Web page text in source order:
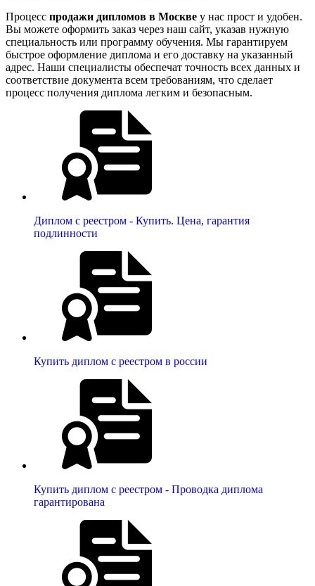
Процесс продажи дипломов в Москве у нас прост и удобен.
Вы можете оформить заказ через наш сайт, указав нужную
специальность или программу обучения. Мы гарантируем
быстрое оформление диплома и его доставку на указанный
адрес. Наши специалисты обеспечат точность всех данных и
соответствие документа всем требованиям, что сделает
процесс получения диплома легким и безопасным.
Диплом с реестром - Купить. Цена, гарантия
подлинности
Купить диплом с реестром в россии
Купить диплом с реестром - Проводка диплома
гарантирована